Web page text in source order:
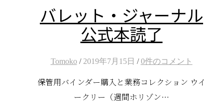
バレット・ジャーナル
公式本読了
Tomoko / 2019年7月15日 / 0件のコメント
保管用バインダー購入と業務コレクション ウイ
ークリー（週間ホリゾン…